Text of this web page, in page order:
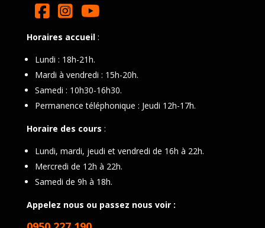
Horaires accueil:
Lundi : 18h-21h.
Mardi à vendredi : 15h-20h.
Samedi : 10h30-16h30.
Permanence téléphonique : Jeudi 12h-17h.
Horaire des cours :
Lundi, mardi, jeudi et vendredi de 16h à 22h.
Mercredi de 12h à 22h.
Samedi de 9h à 18h.
Appelez nous ou passez nous voir :